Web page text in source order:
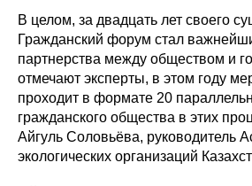
В целом, за двадцать лет своего
Гражданский форум стал
партнерства между обществом и
отмечают эксперты, в этом году
проходит в формате 20
гражданского общества в этих
Айгуль Соловьёва, руководитель
экологических организаций